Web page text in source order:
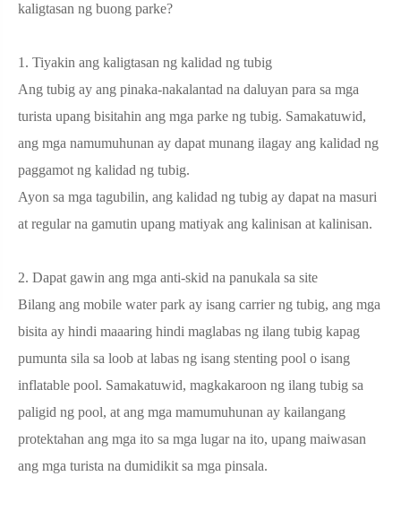
kaligtasan ng buong parke?
1. Tiyakin ang kaligtasan ng kalidad ng tubig
Ang tubig ay ang pinaka-nakalantad na daluyan para sa mga
turista upang bisitahin ang mga parke ng tubig. Samakatuwid,
ang mga namumuhunan ay dapat munang ilagay ang kalidad ng
paggamot ng kalidad ng tubig.
Ayon sa mga tagubilin, ang kalidad ng tubig ay dapat na masuri
at regular na gamutin upang matiyak ang kalinisan at kalinisan.
2. Dapat gawin ang mga anti-skid na panukala sa site
Bilang ang mobile water park ay isang carrier ng tubig, ang mga
bisita ay hindi maaaring hindi maglabas ng ilang tubig kapag
pumunta sila sa loob at labas ng isang stenting pool o isang
inflatable pool. Samakatuwid, magkakaroon ng ilang tubig sa
paligid ng pool, at ang mga mamumuhunan ay kailangang
protektahan ang mga ito sa mga lugar na ito, upang maiwasan
ang mga turista na dumidikit sa mga pinsala.